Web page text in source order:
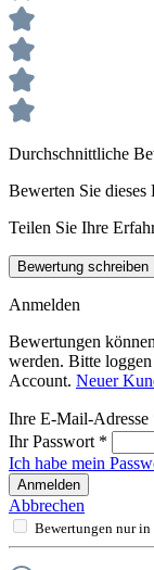
Durchschnittliche
Bewerten Sie dieses
Teilen Sie Ihre
Bewertung schreiben
Anmelden
Bewertungen
werden. Bitte loggen
Account. Neuer
Ihre E-Mail-Adresse
Ihr Passwort *
Ich habe mein
Anmelden
Abbrechen
Bewertungen nur in